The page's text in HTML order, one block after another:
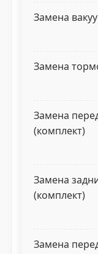
Замена
Замена
Замена
(комплект)
Замена
(комплект)
Замена